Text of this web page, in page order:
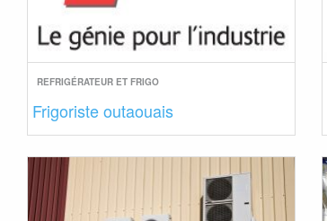
REFRIGÉRATEUR ET FRIGO
Frigoriste outaouais